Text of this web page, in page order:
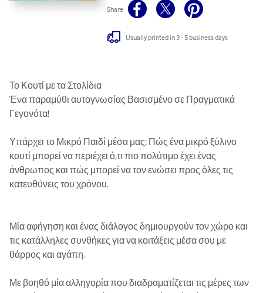
Share
Usually printed in 3 - 5 business days
Το Κουτί με τα Στολίδια
Ένα παραμύθι αυτογνωσίας Βασισμένο σε Πραγματικά
Γεγονότα!
Υπάρχει το Μικρό Παιδί μέσα μας; Πώς ένα μικρό ξύλινο
κουτί μπορεί να περιέχει ό,τι πιο πολύτιμο έχει ένας
άνθρωπος και πώς μπορεί να τον ενώσει προς όλες τις
κατευθύνεις του χρόνου.
Μία αφήγηση και ένας διάλογος δημιουργούν τον χώρο και
τις κατάλληλες συνθήκες για να κοιτάξεις μέσα σου με
θάρρος και αγάπη.
Με βοηθό μία αλληγορία που διαδραματίζεται τις μέρες των